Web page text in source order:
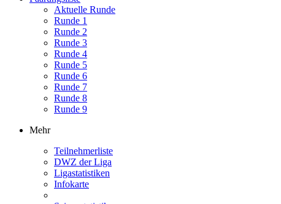
Aktuelle Runde
Runde 1
Runde 2
Runde 3
Runde 4
Runde 5
Runde 6
Runde 7
Runde 8
Runde 9
Mehr
Teilnehmerliste
DWZ der Liga
Ligastatistiken
Infokarte